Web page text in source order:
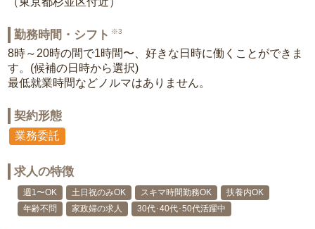
勤務時間・シフト ※3
8時～20時の間で1時間〜、好きな日時に働くことができま
す。(候補の日時から選択)
最低就業時間などノルマはありません。
契約形態
業務委託
求人の特徴
週1〜OK 土日祝のみOK スキマ時間勤務OK
扶養内OK
年齢不問
家政婦の求人 30代･40代･50代活躍中